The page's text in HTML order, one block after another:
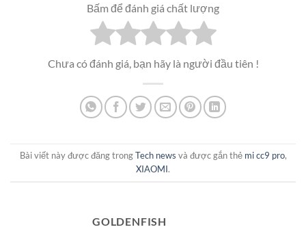
Bấm để đánh giá chất lượng
Chưa có đánh giá, bạn hãy là người đầu tiên !
Bài viết này được đăng trongTech news và được gắn thẻ mi cc9 pro,
XIAOMI.
GOLDENFISH